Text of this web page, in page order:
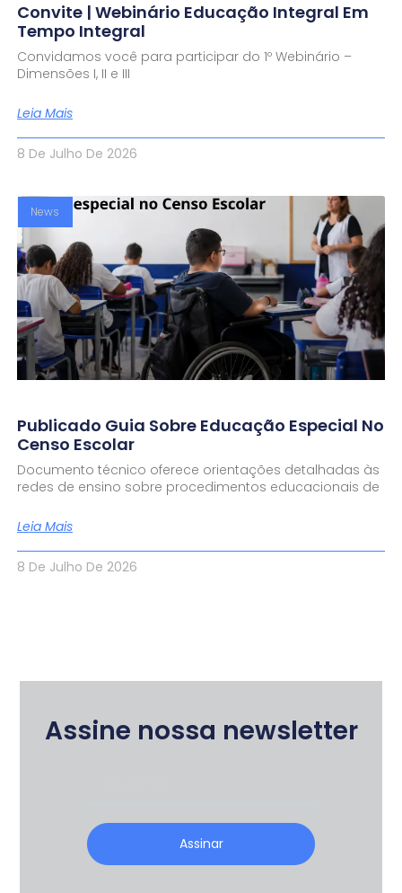
Convite | Webinário Educação Integral Em
Tempo Integral
Convidamos você para participar do 1º Webinário –
Dimensões I, II e III
Leia Mais
8 De Julho De 2026
News
Publicado Guia Sobre Educação Especial No
Censo Escolar
Documento técnico oferece orientações detalhadas às
redes de ensino sobre procedimentos educacionais de
Leia Mais
8 De Julho De 2026
Assine nossa newsletter
Assinar